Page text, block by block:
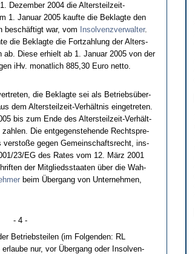
De­zem­ber 2004 die Al­ters­teil­zeit-
1. Ja­nu­ar 2005 kauf­te die Be­klag­te den
beschäftigt war, vom
In­sol­venz­ver­wal­ter.
die Be­klag­te die Fort­zah­lung der Al­ters­
ab. Die­se er­hielt ab 1. Ja­nu­ar 2005 von der
iHv. mo­nat­lich 885,30 Eu­ro net­to.
die Be­klag­te sei als Be­triebsüber­
dem Al­ters­teil­zeit-Verhält­nis ein­ge­tre­ten.
bis zum En­de des Al­ters­teil­zeit-Verhält­
Die ent­ge­gen­ste­hen­de Recht­spre­
ver­s­toße ge­gen Ge­mein­schafts­recht, ins­
23/EG des Ra­tes vom 12. März 2001
der Mit­glieds­staa­ten über die Wah­
beim Über­gang von Un­ter­neh­men,
- 4 -
Be­triebs­tei­len (im Fol­gen­den: RL
nur, vor Über­gang oder In­sol­ven­